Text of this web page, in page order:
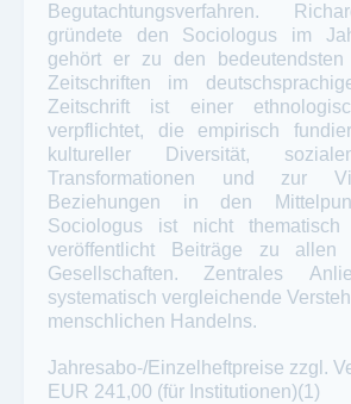
Begutachtungsverfahren.
gründete den Sociologus im
gehört er zu den bedeutendsten
Zeitschriften im
Zeitschrift ist einer
verpflichtet, die empirisch
kultureller Diversität,
Transformationen und zur
Beziehungen in den
Sociologus ist nicht thematisch
veröffentlicht Beiträge zu allen
Gesellschaften. Zentrales
systematisch vergleichende
menschlichen Handelns.
Jahresabo-/Einzelheftpreise zzgl.
EUR 241,00 (für Institutionen)(1)